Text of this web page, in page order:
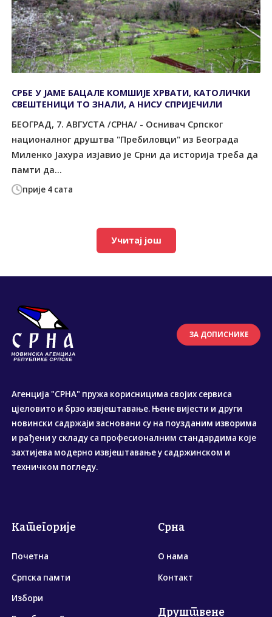
прије 4 сата
СРБЕ У ЈАМЕ БАЦАЛЕ КОМШИЈЕ ХРВАТИ, КАТОЛИЧКИ
СВЕШТЕНИЦИ ТО ЗНАЛИ, А НИСУ СПРИЈЕЧИЛИ
БЕОГРАД, 7. АВГУСТА /СРНА/ - Оснивач Српског
националног друштва "Пребиловци" из Београда
Миленко Јахура изјавио је Срни да историја треба да
памти да...
Учитај још
ЗА ДОПИСНИКЕ
Агенција "СРНА" пружа корисницима својих сервиса
цјеловито и брзо извјештавање. Њене вијести и други
новински садржаји засновани су на поузданим изворима
и рађени у складу са професионалним стандардима које
захтијева модерно извјештавање у садржинском и
техничком погледу.
Категорије
Почетна
Српска памти
Избори
Срна
О нама
Контакт
Друштвене